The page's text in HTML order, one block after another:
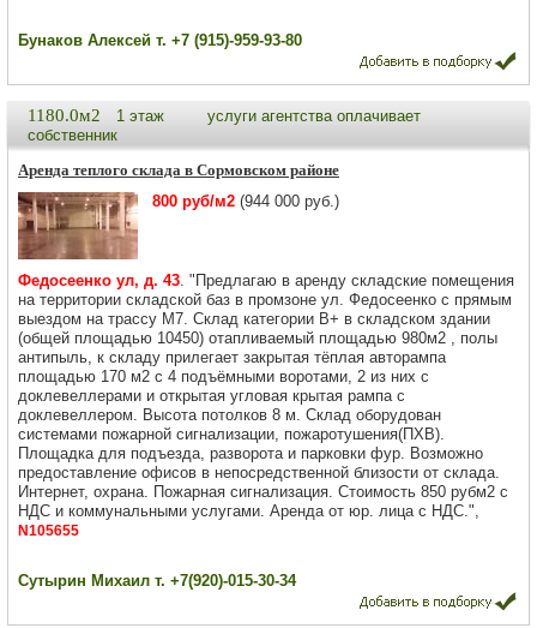
Бунаков Алексей т. +7 (915)-959-93-80
1180.0м2 1 этаж
услуги агентства оплачивает
собственник
Аренда теплого склада в Сормовском районе
800 руб/м2 (944 000 руб.)
Федосеенко ул, д. 43. "Предлагаю в аренду складские помещения
на территории складской баз в промзоне ул. Федосеенко с прямым
выездом на трассу М7. Склад категории В+ в складском здании
(общей площадью 10450) отапливаемый площадью 980м2 , полы
антипыль, к складу прилегает закрытая тёплая авторампа
площадью 170 м2 с 4 подъёмными воротами, 2 из них с
доклевеллерами и открытая угловая крытая рампа с
доклевеллером. Высота потолков 8 м. Склад оборудован
системами пожарной сигнализации, пожаротушения(ПХВ).
Площадка для подъезда, разворота и парковки фур. Возможно
предоставление офисов в непосредственной близости от склада.
Интернет, охрана. Пожарная сигнализация. Стоимость 850 рубм2 с
НДС и коммунальными услугами. Аренда от юр. лица с НДС.",
N105655
Сутырин Михаил т. +7(920)-015-30-34